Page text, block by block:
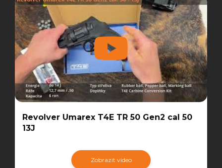
Revolver Umarex T4E TR 50 Gen2 cal 50
13J
Zobrazit video